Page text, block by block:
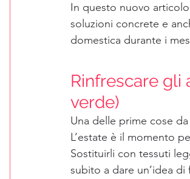
In questo nuovo
soluzioni concrete e
domestica durante i
Rinfrescare gli
verde)
Una delle prime cose
L’estate è il momento
Sostituirli con tessuti
subito a dare un’idea di